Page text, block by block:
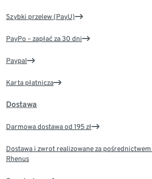
Szybki przelew (PayU)
PayPo – zapłać za 30 dni
Paypal
Karta płatnicza
Dostawa
Darmowa dostawa od 195 zł
Dostawa i zwrot realizowane za
Rhenus